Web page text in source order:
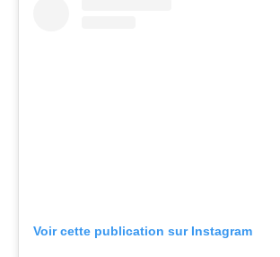
Voir cette publication sur Instagram